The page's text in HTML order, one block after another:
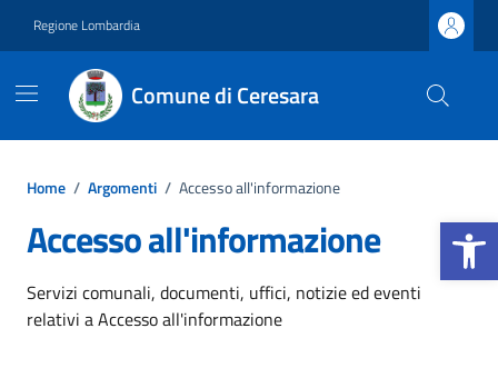
Apri la
Regione Lombardia
Comune di Ceresara
Home / Argomenti / Accesso all'informazione
Accesso all'informazione
Dettagli dell'argomento
Servizi comunali, documenti, uffici, notizie ed eventi
relativi a Accesso all'informazione